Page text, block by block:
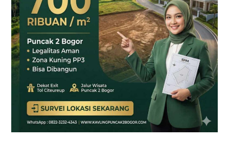
SHM
LEGAL
DI
PUNCAK
2
BOGOR